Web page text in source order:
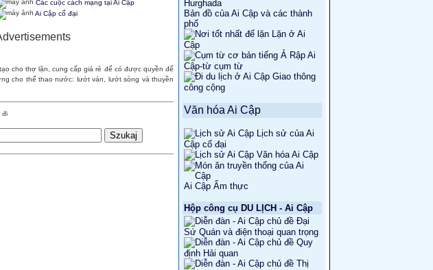
Các cuộc cách mạng tại Ai Cập
Ai Cập cổ đại
cho thợ lặn, cung cấp giá rẻ để có được quyền để
cho thể thao nước: lướt ván, lướt sóng và thuyền
đi
Bản đồ của Ai Cập và các thành
phố
Lặn ở Ai
Cập
Ai
Cập-từ cụm từ
Giao thông
công cộng
Văn hóa Ai Cập
Lịch sử của Ai
Cập cổ đại
Văn hóa Ai Cập
Ai Cập Ẩm thực
Hộp công cụ DU LỊCH - Ai Cập
Đại
Sứ Quán và điện thoại quan trọng
Quy
định Hải quan
Thị